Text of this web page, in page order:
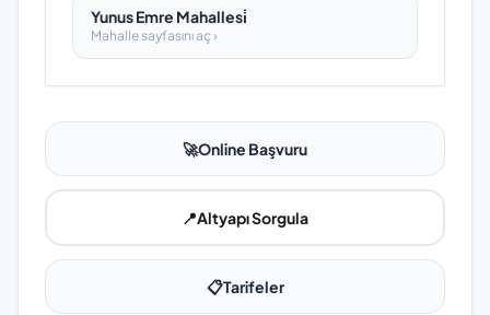
Yunus Emre Mahallesi̇
Mahalle sayfasını aç ›
🚀Online Başvuru
📍Altyapı Sorgula
📋Tarifeler